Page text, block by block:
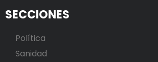
SECCIONES
Política
Sanidad